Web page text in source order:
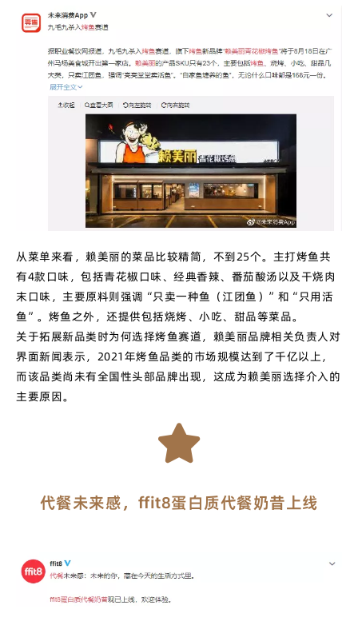
从菜单来看，赖美丽的菜品比较精简，不到25个。主打烤鱼共
有4款口味，包括青花椒口味、经典香辣、番茄酸汤以及干烧肉
末口味，主要原料则强调“只卖一种鱼（江团鱼）”和“只用活
鱼”。烤鱼之外，还提供包括烧烤、小吃、甜品等菜品。
关于拓展新品类时为何选择烤鱼赛道，赖美丽品牌相关负责人对
界面新闻表示，2021年烤鱼品类的市场规模达到了千亿以上，
而该品类尚未有全国性头部品牌出现，这成为赖美丽选择介入的
主要原因。
代餐未来感，ffit8蛋白质代餐奶昔上线